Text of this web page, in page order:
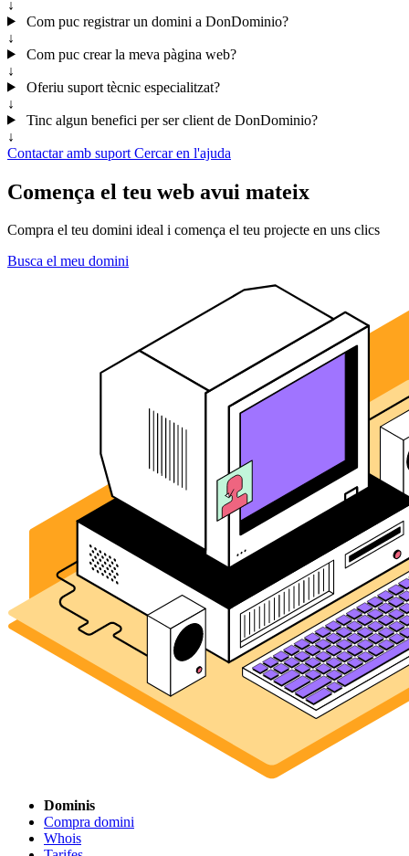
↓
Com puc registrar un domini a DonDominio?
↓
Com puc crear la meva pàgina web?
↓
Oferiu suport tècnic especialitzat?
↓
Tinc algun benefici per ser client de DonDominio?
↓
Contactar amb suport Cercar en l'ajuda
Comença el teu web avui mateix
Compra el teu domini ideal i comença el teu projecte en uns clics
Busca el meu domini
Dominis
Compra domini
Whois